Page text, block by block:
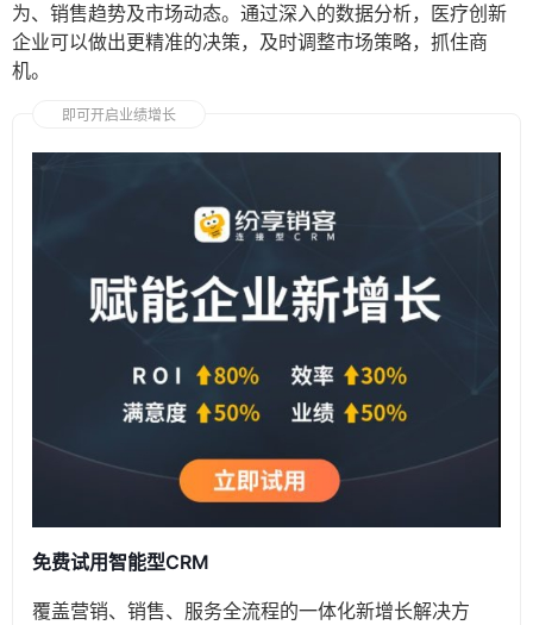
为、销售趋势及市场动态。通过深入的数据分析，医疗创新
企业可以做出更精准的决策，及时调整市场策略，抓住商
机。
即可开启业绩增长
免费试用智能型CRM
覆盖营销、销售、服务全流程的一体化新增长解决方